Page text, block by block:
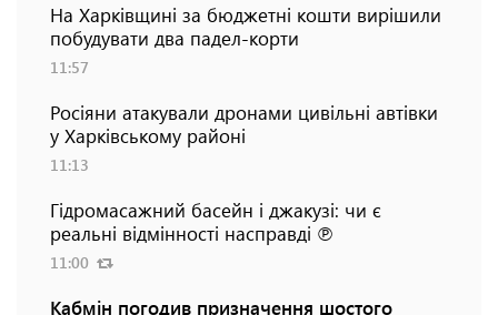
На Харківщині за бюджетні кошти вирішили
побудувати два падел-корти
11:57
Росіяни атакували дронами цивільні автівки
у Харківському районі
11:13
Гідромасажний басейн і джакузі: чи є
реальні відмінності насправді ℗
11:00
Кабмін погодив призначення шостого